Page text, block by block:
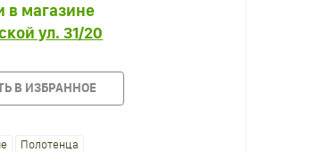
в магазине
ул. 31/20
В ИЗБРАННОЕ
Полотенца